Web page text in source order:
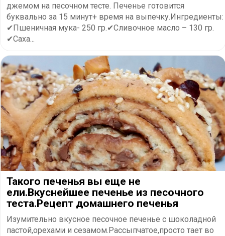
джемом на песочном тесте. Печенье готовится
буквально за 15 минут+ время на выпечку.Ингредиенты:
✔Пшеничная мука- 250 гр.✔Сливочное масло – 130 гр.
✔Саха...
Такого печенья вы еще не
ели.Вкуснейшее печенье из песочного
теста.Рецепт домашнего печенья
Изумительно вкусное песочное печенье с шоколадной
пастой,орехами и сезамом.Рассыпчатое,просто тает во